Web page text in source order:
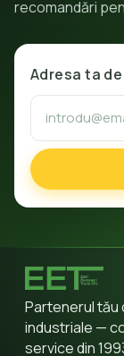
recomandări
Adresa ta
Partenerul tău
industriale —
service din